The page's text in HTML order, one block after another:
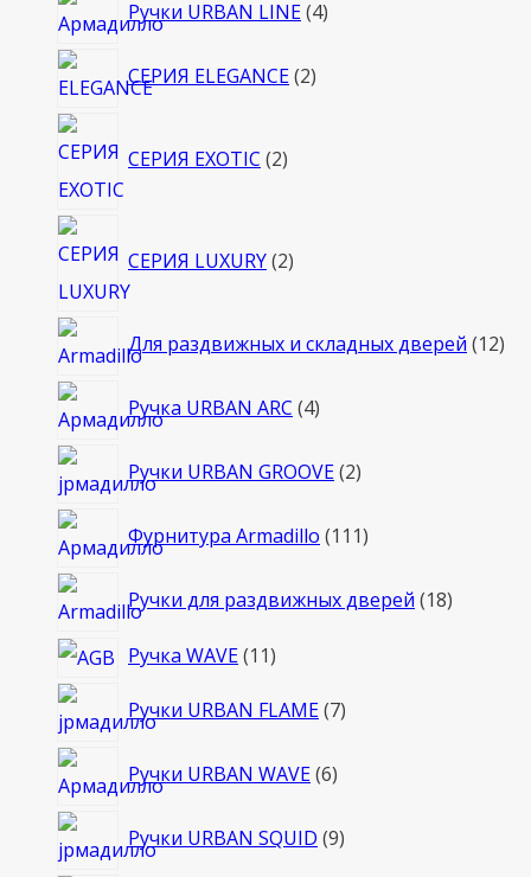
Ручки URBAN LINE 4
СЕРИЯ ELEGANCE 22
СЕРИЯ EXOTIC 2товара
СЕРИЯ LUXURY 2товара
Для раздвижных и складных дверей 1212
Ручка URBAN ARC 44
Ручки URBAN GROOVE 22
Фурнитура Armadillo 111111
Ручки для раздвижных дверей 1818
Ручка WAVE 1111
Ручки URBAN FLAME 77
Ручки URBAN WAVE 66
Ручки URBAN SQUID 99